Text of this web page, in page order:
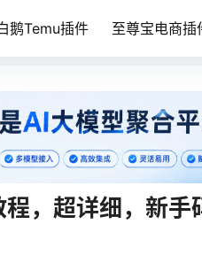
鹅Temu插件 至尊宝电商插
，超详细，新手